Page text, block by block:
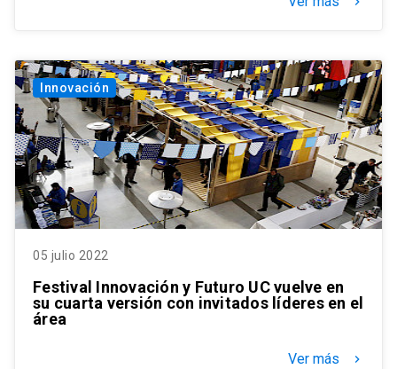
Innovación
05 julio 2022
Festival Innovación y Futuro UC vuelve en
su cuarta versión con invitados líderes en el
área
Ver más keyboard_arrow_right